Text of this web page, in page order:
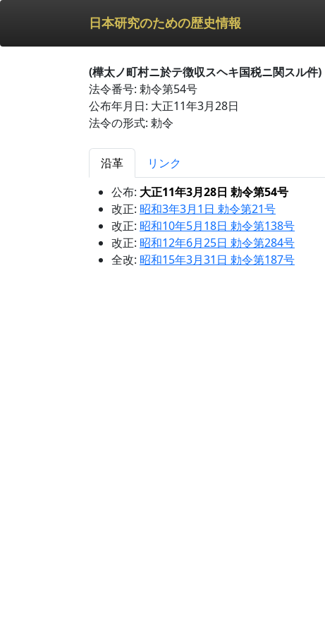
日本研究のための歴史情報
(樺太ノ町村ニ於テ徴収スヘキ国税ニ関スル件)
法令番号: 勅令第54号
公布年月日: 大正11年3月28日
法令の形式: 勅令
沿革
リンク
公布: 大正11年3月28日 勅令第54号
改正: 昭和3年3月1日 勅令第21号
改正: 昭和10年5月18日 勅令第138号
改正: 昭和12年6月25日 勅令第284号
全改: 昭和15年3月31日 勅令第187号